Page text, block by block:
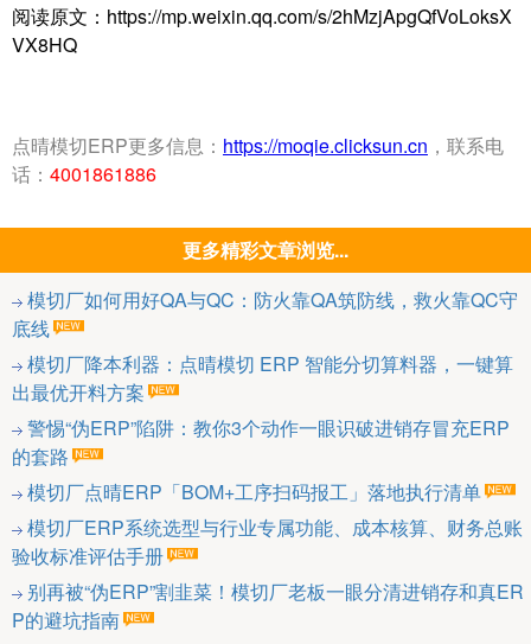
阅读原文：https://mp.weixin.qq.com/s/2hMzjApgQfVoLoksX
VX8HQ
点晴模切ERP更多信息： https://moqie.clicksun.cn ，联系电
话： 4001861886
更多精彩文章浏览...
模切厂如何用好QA与QC：防火靠QA筑防线，救火靠QC守
底线
模切厂降本利器：点晴模切 ERP 智能分切算料器，一键算
出最优开料方案
警惕“伪ERP”陷阱：教你3个动作一眼识破进销存冒充ERP
的套路
模切厂点晴ERP「BOM+工序扫码报工」落地执行清单
模切厂ERP系统选型与行业专属功能、成本核算、财务总账
验收标准评估手册
别再被“伪ERP”割韭菜！模切厂老板一眼分清进销存和真ER
P的避坑指南